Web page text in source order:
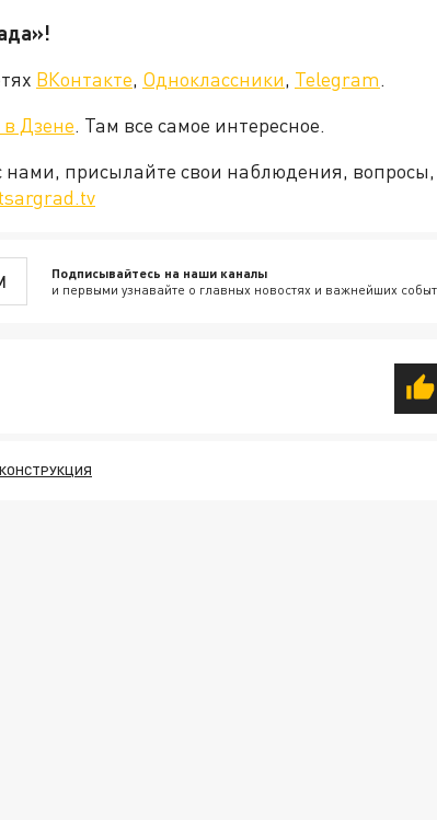
ВКонтакте, Одноклассники, Telegram.
Дзене. Там все самое интересное.
нами, присылайте свои наблюдения, вопросы,
Подписывайтесь на наши каналы
и первыми узнавайте о главных новостях и важнейших